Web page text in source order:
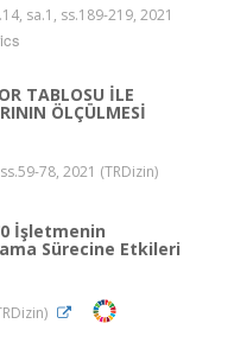
sa.1, ss.189-219, 2021
TABLOSU İLE
ÖLÇÜLMESİ
78, 2021 (TRDizin)
İşletmenin
Sürecine Etkileri